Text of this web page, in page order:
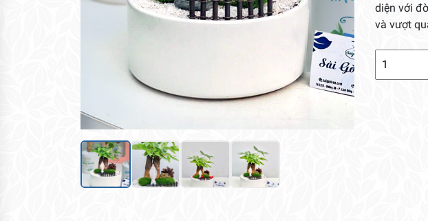
diện với
và vượt